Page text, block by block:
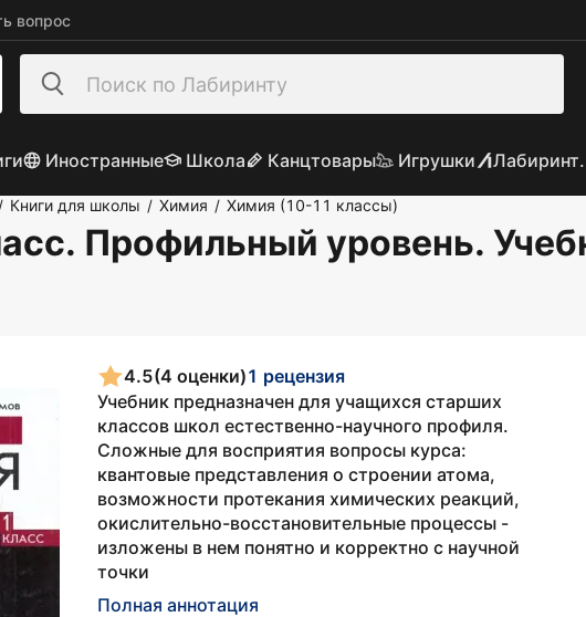
вопрос
Иностранные Школа Канцтовары Игрушки
/ Книги для школы / Химия / Химия (10-11 классы)
Профильный уровень.
4.5(4 оценки)1 рецензия
Учебник предназначен для учащихся старших
классов школ естественно-научного профиля.
Сложные для восприятия вопросы курса:
квантовые представления о строении атома,
возможности протекания химических реакций,
окислительно-восстановительные процессы -
изложены в нем понятно и корректно с научной
точки
Полная аннотация